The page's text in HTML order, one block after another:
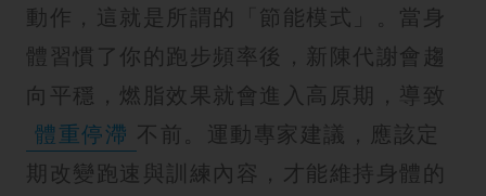
動作，這就是所謂的「節能模式」。當身
體習慣了你的跑步頻率後，新陳代謝會趨
向平穩，燃脂效果就會進入高原期，導致
體重停滯 不前。運動專家建議，應該定
期改變跑速與訓練內容，才能維持身體的